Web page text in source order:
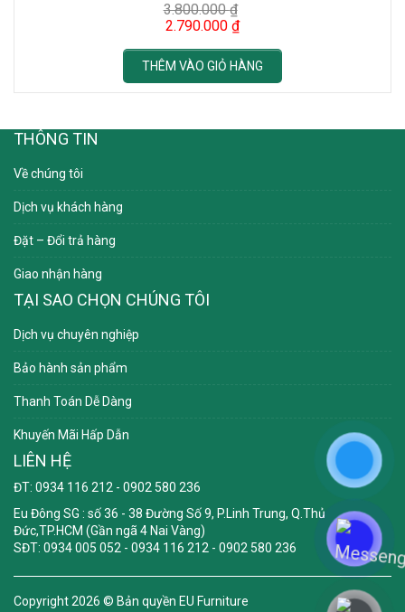
3.800.000₫
Original
was:
3.800.000 ₫.
2.790.000 ₫Current
price
is:
2.790.000 ₫.
THÊM VÀO GIỎ HÀNG
THÔNG TIN
Về chúng tôi
Dịch vụ khách hàng
Đặt – Đổi trả hàng
Giao nhận hàng
TẠI SAO CHỌN CHÚNG TÔI
Dịch vụ chuyên nghiệp
Bảo hành sản phẩm
Thanh Toán Dễ Dàng
Khuyến Mãi Hấp Dẫn
LIÊN HỆ
ĐT: 0934 116 212 - 0902 580 236
Eu Đông SG : số 36 - 38 Đường Số 9, P.Linh Trung, Q.Thủ
Đức,TP.HCM (Gần ngã 4 Nai Vàng)
SĐT: 0934 005 052 - 0934 116 212 - 0902 580 236
Copyright 2026 © Bản quyền EU Furniture